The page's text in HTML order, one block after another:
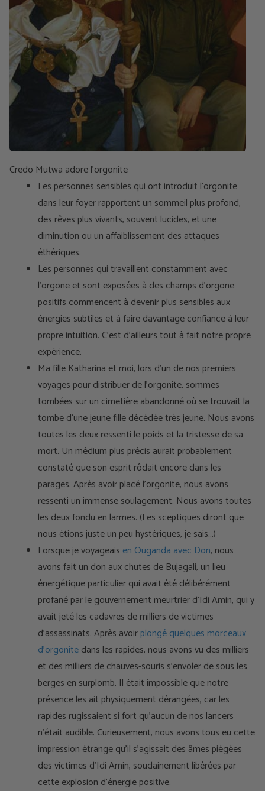
Credo Mutwa adore l'orgonite
Les personnes sensibles qui ont introduit l'orgonite
dans leur foyer rapportent un sommeil plus profond,
des rêves plus vivants, souvent lucides, et une
diminution ou un affaiblissement des attaques
éthériques.
Les personnes qui travaillent constamment avec
l'orgone et sont exposées à des champs d'orgone
positifs commencent à devenir plus sensibles aux
énergies subtiles et à faire davantage confiance à leur
propre intuition. C'est d'ailleurs tout à fait notre propre
expérience.
Ma fille Katharina et moi, lors d'un de nos premiers
voyages pour distribuer de l'orgonite, sommes
tombées sur un cimetière abandonné où se trouvait la
tombe d'une jeune fille décédée très jeune. Nous avons
toutes les deux ressenti le poids et la tristesse de sa
mort. Un médium plus précis aurait probablement
constaté que son esprit rôdait encore dans les
parages. Après avoir placé l’orgonite, nous avons
ressenti un immense soulagement. Nous avons toutes
les deux fondu en larmes. (Les sceptiques diront que
nous étions juste un peu hystériques, je sais…)
Lorsque je voyageais en Ouganda avec Don, nous
avons fait un don aux chutes de Bujagali, un lieu
énergétique particulier qui avait été délibérément
profané par le gouvernement meurtrier d’Idi Amin, qui y
avait jeté les cadavres de milliers de victimes
d’assassinats. Après avoirplongé quelques morceaux
d’orgonitedans les rapides, nous avons vu des milliers
et des milliers de chauves-souris s’envoler de sous les
berges en surplomb. Il était impossible que notre
présence les ait physiquement dérangées, car les
rapides rugissaient si fort qu’aucun de nos lancers
n’était audible. Curieusement, nous avons tous eu cette
impression étrange qu’il s’agissait des âmes piégées
des victimes d’Idi Amin, soudainement libérées par
cette explosion d’énergie positive.